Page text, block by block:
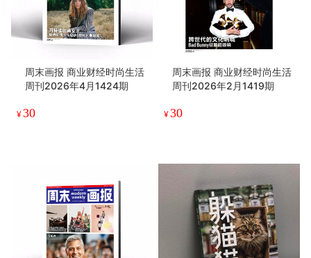
周末画报 商业财经时尚生活
周刊2026年4月1424期
¥30
周末画报 商业财经时尚生活
周刊2026年2月1419期
¥30